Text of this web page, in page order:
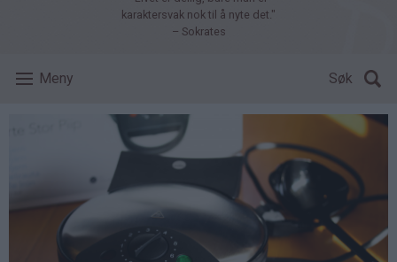
karaktersvak nok til å nyte det."
– Sokrates
Meny Søk